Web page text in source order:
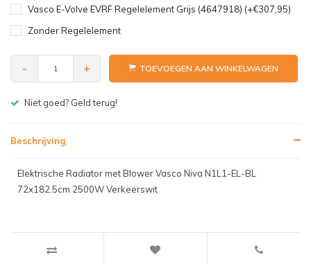
Vasco E-Volve EVRF Regelelement Grijs (4647918) (+€307,95)
Zonder Regelelement
- + TOEVOEGEN AAN WINKELWAGEN
Gratis bezorgen v.a. € 150,- (NL)
Beschrijving
Elektrische Radiator met Blower Vasco Niva N1L1-EL-BL
72x182.5cm 2500W Verkeerswit